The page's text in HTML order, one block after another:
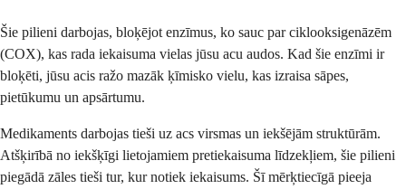
Šie pilieni darbojas, bloķējot enzīmus, ko sauc par ciklooksigenāzēm
(COX), kas rada iekaisuma vielas jūsu acu audos. Kad šie enzīmi ir
bloķēti, jūsu acis ražo mazāk ķīmisko vielu, kas izraisa sāpes,
pietūkumu un apsārtumu.
Medikaments darbojas tieši uz acs virsmas un iekšējām struktūrām.
Atšķirībā no iekšķīgi lietojamiem pretiekaisuma līdzekļiem, šie pilieni
piegādā zāles tieši tur, kur notiek iekaisums. Šī mērķtiecīgā pieeja